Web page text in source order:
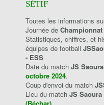
SÉTIF
Toutes les informations
Journée de Championnat
Statistiques, chiffres, et
équipes de football
- ESS
Date du match JS
octobre 2024.
Coup d'envoi du match
Lieu du match JS